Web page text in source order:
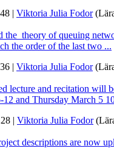
| Viktoria Julia Fodor
the theory of queuing
the order of the last two ...
| Viktoria Julia Fodor
lecture and recitation will
12 and Thursday March 5
| Viktoria Julia Fodor
descriptions are now